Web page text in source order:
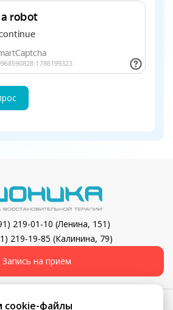
219-01-10 (Ленина, 151)
219-19-85 (Калинина, 79)
Запись на приём
cookie-файлы